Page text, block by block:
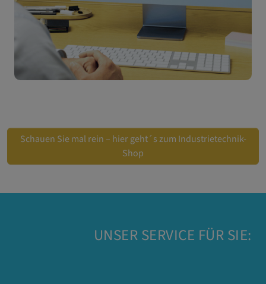
Schauen Sie mal rein – hier geht´s zum Industrietechnik-
Shop
UNSER SERVICE FÜR SIE: